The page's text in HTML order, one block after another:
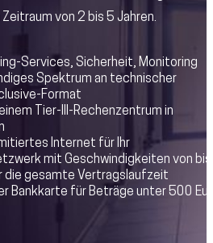
von 2 bis 5 Jahren.
Services, Sicherheit, Monitoring
Spektrum an technischer
Format
Tier-III-Rechenzentrum in
Internet für Ihr
mit Geschwindigkeiten von bis
die gesamte Vertragslaufzeit
Bankkarte für Beträge unter 500